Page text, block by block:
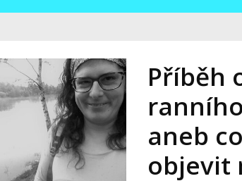
Příběh
aneb
objevit